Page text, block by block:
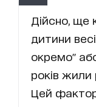
Дійсно, ще
дитини
окремо"
років жили
Цей